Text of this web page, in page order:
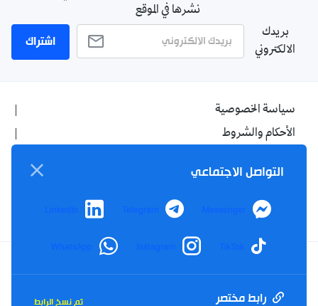
نشرها في الموقع
بريدك
الالكتروني
اشتراك
سياسة الخصوصية
الأحكام والشروط
اتصل بنا
من نحن
Facebook
YouTube
TikTok
Twitter
التواصل الاجتماعي
Messenger
Telegram
LinkedIn
TikTok
Instagram
WhatsApp
رابط مختصر تم نسخ الرابط